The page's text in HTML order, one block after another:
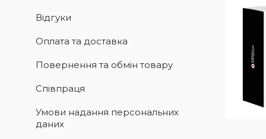
Відгуки
Оплата та доставка
Повернення та обмін товару
Співпраця
Умови надання персональних
даних